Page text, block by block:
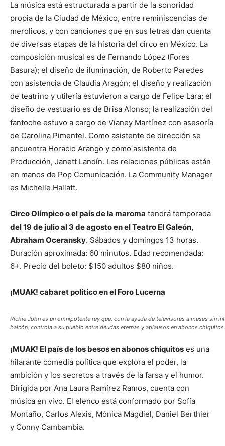
La música está estructurada a partir de la sonoridad
propia de la Ciudad de México, entre reminiscencias de
merolicos, y con canciones que en sus letras dan cuenta
de diversas etapas de la historia del circo en México. La
composición musical es de Fernando López (Fores
Basura); el diseño de iluminación, de Roberto Paredes
con asistencia de Claudia Aragón; el diseño y realización
de teatrino y utilería estuvieron a cargo de Felipe Lara; el
diseño de vestuario es de Brisa Alonso; la realización del
fantoche estuvo a cargo de Vianey Martínez con asesoría
de Carolina Pimentel. Como asistente de dirección se
encuentra Horacio Arango y como asistente de
Producción, Janett Landín. Las relaciones públicas están
en manos de Pop Comunicación. La Community Manager
es Michelle Hallatt.
Circo Olímpico o el país de la maroma tendrá temporada
del 19 de julio al 3 de agosto en el Teatro El Galeón,
Abraham Oceransky. Sábados y domingos 13 horas.
Duración aproximada: 60 minutos. Edad recomendada:
6+. Precio del boleto: $150 adultos $80 niños.
¡MUAK! cabaret político en el Foro Lucerna
Richie John es un omnipotente rey que, con la ayuda de televisores a meses sin
balcón, controla a su pueblo entre deudas eternas y aplausos en abonos
¡MUAK! El país de los besos en abonos chiquitos es una
hilarante comedia política que explora el poder, la
ambición y los secretos a través de la farsa y el humor.
Dirigida por Ana Laura Ramírez Ramos, cuenta con
música en vivo. El elenco está conformado por Sofía
Montaño, Carlos Alexis, Mónica Magdiel, Daniel Berthier
y Conny Cambambia.